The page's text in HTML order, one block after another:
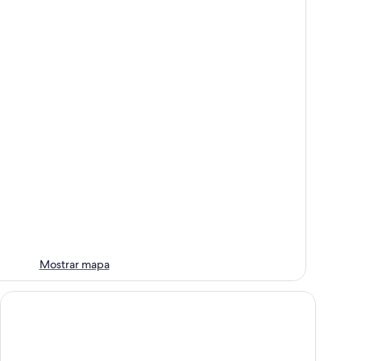
Mostrar mapa
Hotel Los Ángeles Sierra Gorda